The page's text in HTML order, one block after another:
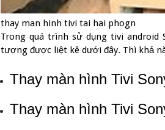
thay man hinh tivi tai hai phogn
Trong quá trình sử dụng tivi android
tượng được liệt kê dưới đây. Thì khả
Thay màn hình Tivi
Thay màn hình Tivi